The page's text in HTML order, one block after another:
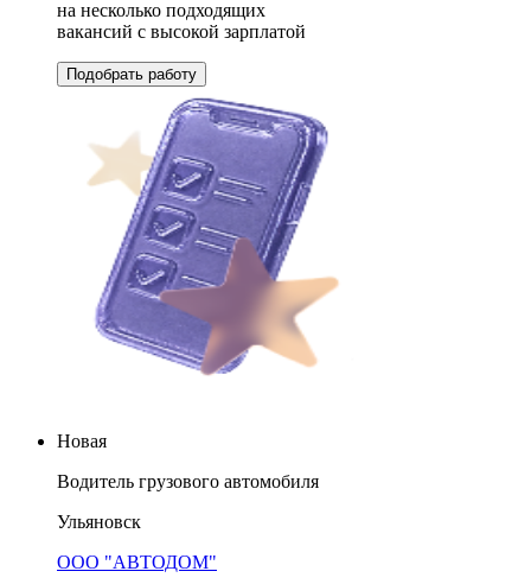
на несколько подходящих
вакансий с высокой зарплатой
Подобрать работу
Новая
Водитель грузового автомобиля
Ульяновск
ООО "АВТОДОМ"